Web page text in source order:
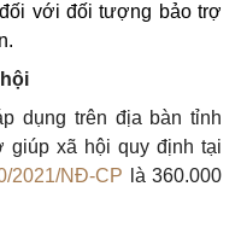
với đối tượng bảo trợ
dụng trên địa bàn tỉnh
giúp xã hội quy định tại
2021/NĐ-CP là 360.000